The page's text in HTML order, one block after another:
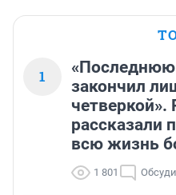
1
«Последнюю
закончил
четверкой».
рассказали
всю жизнь
1 801